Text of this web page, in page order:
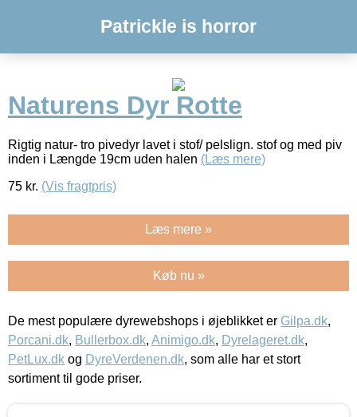
Patrickle is horror
Naturens Dyr Rotte
Rigtig natur- tro pivedyr lavet i stof/ pelslign. stof og med piv
inden i Længde 19cm uden halen (Læs mere)
75 kr. (Vis fragtpris)
Læs mere »
Køb nu »
De mest populære dyrewebshops i øjeblikket er Gilpa.dk,
Porcani.dk, Bullerbox.dk, Animigo.dk, Dyrelageret.dk,
PetLux.dk og DyreVerdenen.dk, som alle har et stort
sortiment til gode priser.